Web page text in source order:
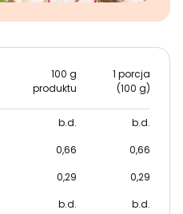
100 g
produktu
1 porcja
(100 g)
b.d.
b.d.
0,66
0,66
0,29
0,29
b.d.
b.d.